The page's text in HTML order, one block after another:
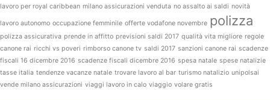
lavoro per royal caribbean milano assicurazioni venduta no assalto ai saldi novità
lavoro autonomo occupazione femminile offerte vodafone novembre polizza
polizza assicurativa prende in affitto previsioni saldi 2017 qualità vita migliore regole
canone rai ricchi vs poveri rimborso canone tv saldi 2017 sanzioni canone rai scadenze
fiscali 16 dicembre 2016 scadenze fiscali dicembre 2016 spesa natale spese natalizie
tasse italia tendenze vacanze natale trovare lavoro al bar turismo natalizio unipolsai
vende milano assicurazioni viaggi lavoro in calo viaggio volare gratis